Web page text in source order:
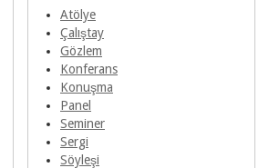
Atölye
Çalıştay
Gözlem
Konferans
Konuşma
Panel
Seminer
Sergi
Söyleşi